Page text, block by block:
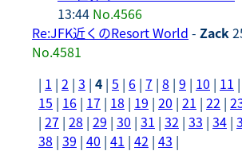
13:44 No.4566
Re:JFK近くのResort World - Zack
No.4581
| 1 | 2 | 3 | 4 | 5 | 6 | 7 | 8 | 9 | 10 | 11 |
15 | 16 | 17 | 18 | 19 | 20 | 21 | 22 |
| 27 | 28 | 29 | 30 | 31 | 32 | 33 | 34 |
38 | 39 | 40 | 41 | 42 | 43 |